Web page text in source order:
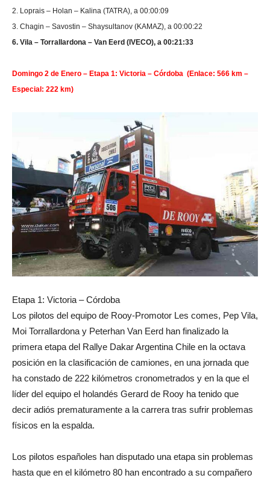
2. Loprais – Holan – Kalina (TATRA), a 00:00:09
3. Chagin – Savostin – Shaysultanov (KAMAZ), a 00:00:22
6. Vila – Torrallardona – Van Eerd (IVECO), a 00:21:33
Domingo 2 de Enero – Etapa 1: Victoria – Córdoba (Enlace: 566 km –
Especial: 222 km)
Etapa 1: Victoria – Córdoba
Los pilotos del equipo de Rooy-Promotor Les comes, Pep Vila,
Moi Torrallardona y Peterhan Van Eerd han finalizado la
primera etapa del Rallye Dakar Argentina Chile en la octava
posición en la clasificación de camiones, en una jornada que
ha constado de 222 kilómetros cronometrados y en la que el
líder del equipo el holandés Gerard de Rooy ha tenido que
decir adiós prematuramente a la carrera tras sufrir problemas
físicos en la espalda.
Los pilotos españoles han disputado una etapa sin problemas
hasta que en el kilómetro 80 han encontrado a su compañero